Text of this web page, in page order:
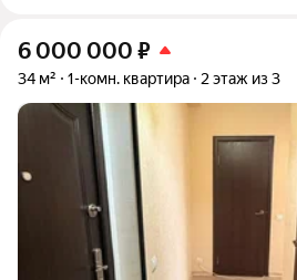
6 000 000 ₽
34 м² 1-комн. квартира 2 этаж из 3